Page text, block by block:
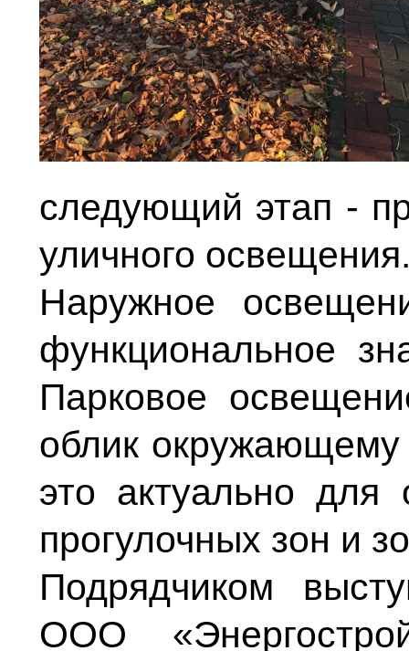
следующий этап -
уличного
Наружное
функциональное
Пaрковое
облик окружающему
это актуально для
прогулочных зон и
Подрядчиком
ООО